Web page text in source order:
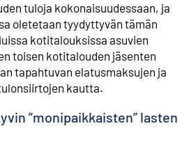
tuloja kokonaisuudessaan, ja
oletetaan tyydyttyvän tämän
kotitalouksissa asuvien
toisen kotitalouden jäsenten
tapahtuvan elatusmaksujen ja
kautta.
”monipaikkaisten” lasten